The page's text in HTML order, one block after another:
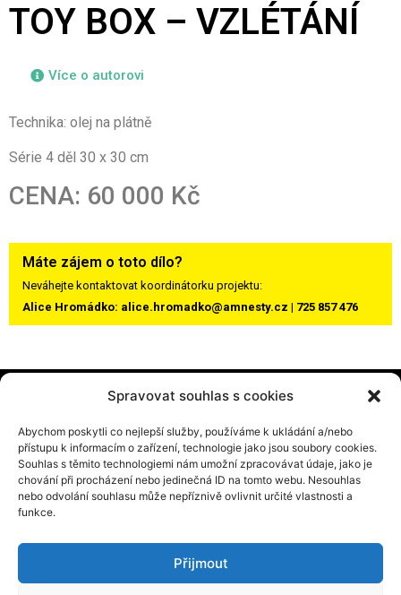
Spravovat souhlas s cookies
Abychom poskytli co nejlepší služby, používáme k ukládání a/nebo
přístupu k informacím o zařízení, technologie jako jsou soubory cookies.
Souhlas s těmito technologiemi nám umožní zpracovávat údaje, jako je
chování při procházení nebo jedinečná ID na tomto webu. Nesouhlas
nebo odvolání souhlasu může nepříznivě ovlivnit určité vlastnosti a
funkce.
Přijmout
TOY BOX – VZLÉTÁNÍ
Více o autorovi
Technika: olej na plátně
Série 4 děl 30 x 30 cm
CENA: 60 000 Kč
Máte zájem o toto dílo?
Neváhejte kontaktovat koordinátorku projektu:
Alice Hromádko: alice.hromadko@amnesty.cz | 725 857 476
Seifertova 577/17
130 00 Praha 3 – Žižkov